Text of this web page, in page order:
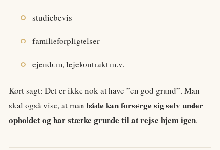
studiebevis
familieforpligtelser
ejendom, lejekontrakt m.v.
Kort sagt: Det er ikke nok at have ”en god grund”. Man
skal også vise, at man både kan forsørge sig selv under
opholdet og har stærke grunde til at rejse hjem igen.